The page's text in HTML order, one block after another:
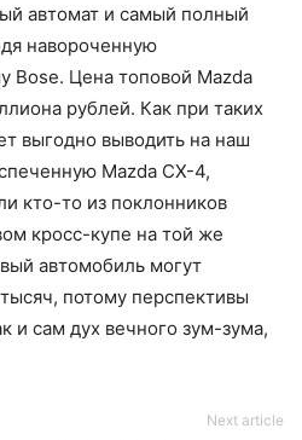
автомат и самый полный
навороченную
Bose. Цена топовой Mazda
рублей. Как при таких
выгодно выводить на наш
Mazda CX-4,
кто-то из поклонников
кросс-купе на той же
автомобиль могут
потому перспективы
и сам дух вечного зум-зума,
Next article